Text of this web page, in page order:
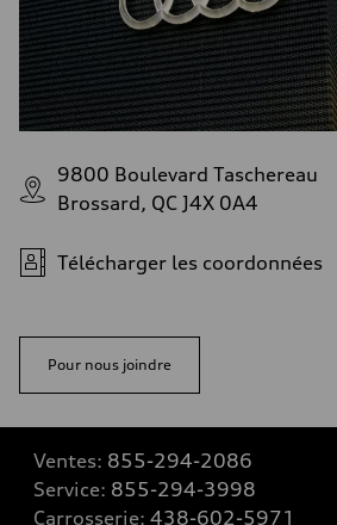
9800 Boulevard Taschereau
Brossard, QC J4X 0A4
Télécharger les coordonnées
Pour nous joindre
Ventes: 855-294-2086
Service: 855-294-3998
Carrosserie: 438-602-5971